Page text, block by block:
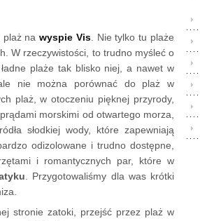
plaż nawyspie Vis. Nie tylko tu plaże
W rzeczywistości, to trudno myśleć o
plaże tak blisko niej, a nawet w
nie można porównać do plaż w
plaż, w otoczeniu pięknej przyrody,
morskimi od otwartego morza,
słodkiej wody, które zapewniają
odizolowane i trudno dostępne,
i romantycznych par, które w
. Przygotowaliśmy dla was krótki
stronie zatoki, przejść przez plaż w